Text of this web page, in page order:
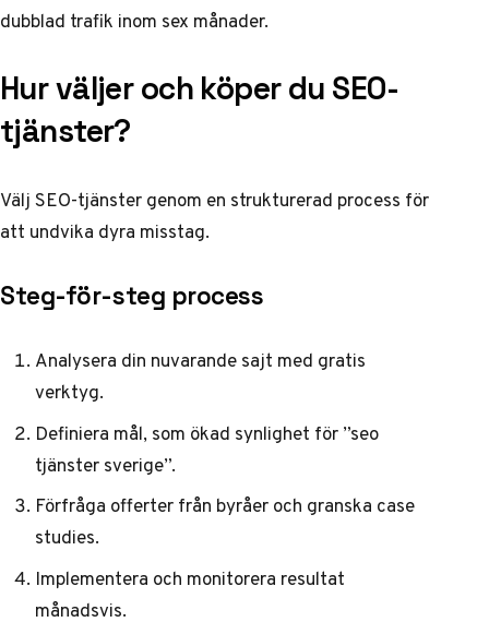
dubblad trafik inom sex månader.
Hur väljer och köper du SEO-
tjänster?
Välj SEO-tjänster genom en strukturerad process för
att undvika dyra misstag.
Steg-för-steg process
Analysera din nuvarande sajt med gratis
verktyg.
Definiera mål, som ökad synlighet för ”seo
tjänster sverige”.
Förfråga offerter från byråer och granska case
studies.
Implementera och monitorera resultat
månadsvis.